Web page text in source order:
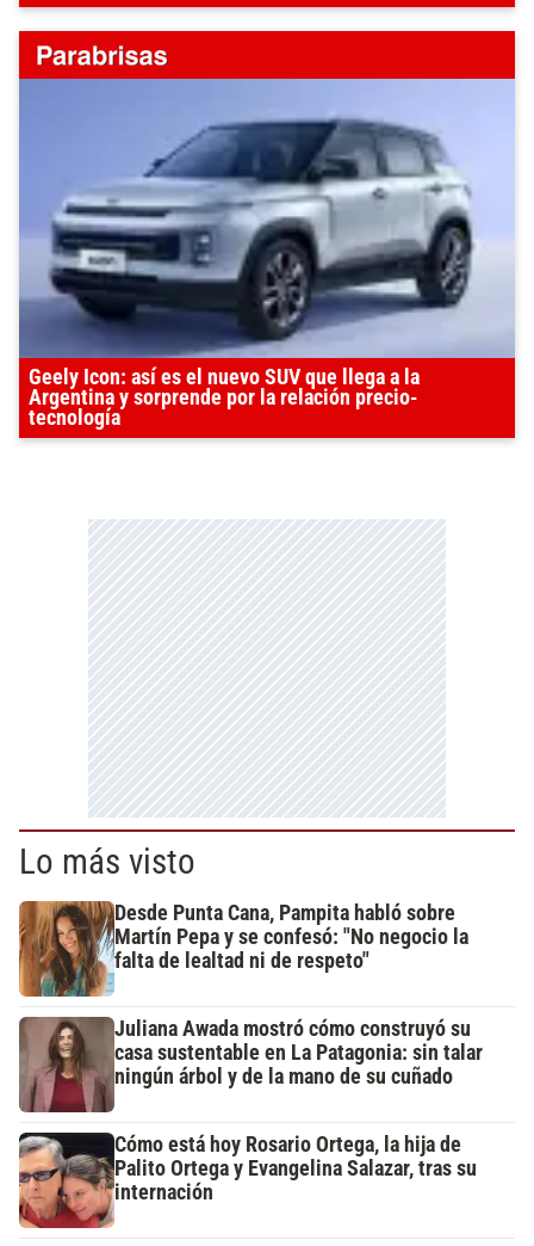
Geely Icon: así es el nuevo SUV que llega a la
Argentina y sorprende por la relación precio-
tecnología
Lo más visto
Desde Punta Cana, Pampita habló sobre
Martín Pepa y se confesó: "No negocio la
falta de lealtad ni de respeto"
Juliana Awada mostró cómo construyó su
casa sustentable en La Patagonia: sin talar
ningún árbol y de la mano de su cuñado
Cómo está hoy Rosario Ortega, la hija de
Palito Ortega y Evangelina Salazar, tras su
internación